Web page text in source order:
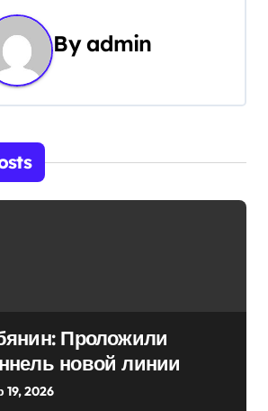
Byadmin
Проложили
новой линии
19, 2026